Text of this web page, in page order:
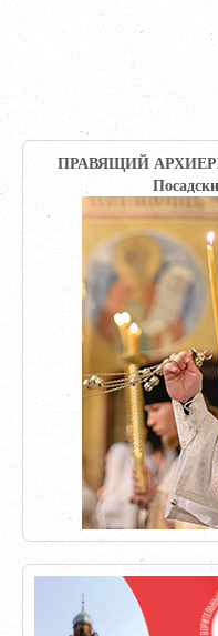
ПРАВЯЩИЙ